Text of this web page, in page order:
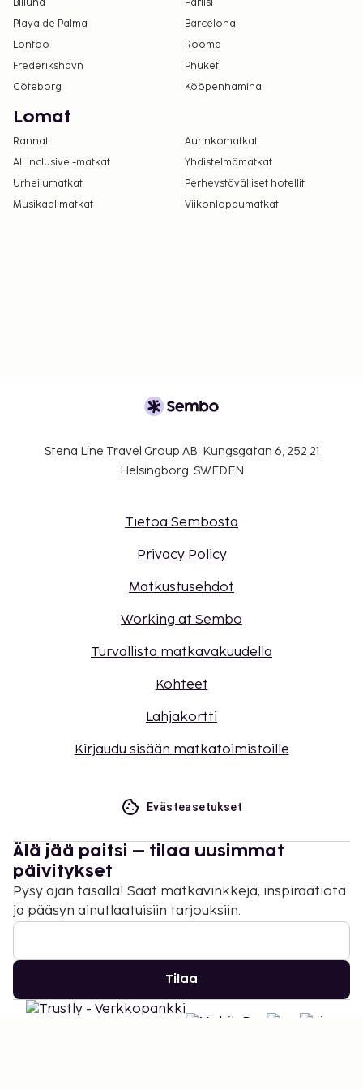
Vain sisäänkirjautuneet asiakkaat saavat
oleskella huoneissa.
Kontaktiton sisäänkirjautuminen ja kontaktiton
uloskirjautuminen ovat saatavilla.
Billund
Pariisi
Playa de Palma
Barcelona
Lontoo
Rooma
Frederikshavn
Phuket
Göteborg
Kööpenhamina
Lomat
Rannat
Aurinkomatkat
All Inclusive -matkat
Yhdistelmämatkat
Urheilumatkat
Perheystävälliset hotellit
Musikaalimatkat
Viikonloppumatkat
Stena Line Travel Group AB, Kungsgatan 6, 252 21
Helsingborg, SWEDEN
Tietoa Sembosta
Privacy Policy
Matkustusehdot
Working at Sembo
Turvallista matkavakuudella
Kohteet
Lahjakortti
Kirjaudu sisään matkatoimistoille
Evästeasetukset
Älä jää paitsi – tilaa uusimmat
päivitykset
Pysy ajan tasalla! Saat matkavinkkejä, inspiraatiota
ja pääsyn ainutlaatuisiin tarjouksiin.
Tilaa